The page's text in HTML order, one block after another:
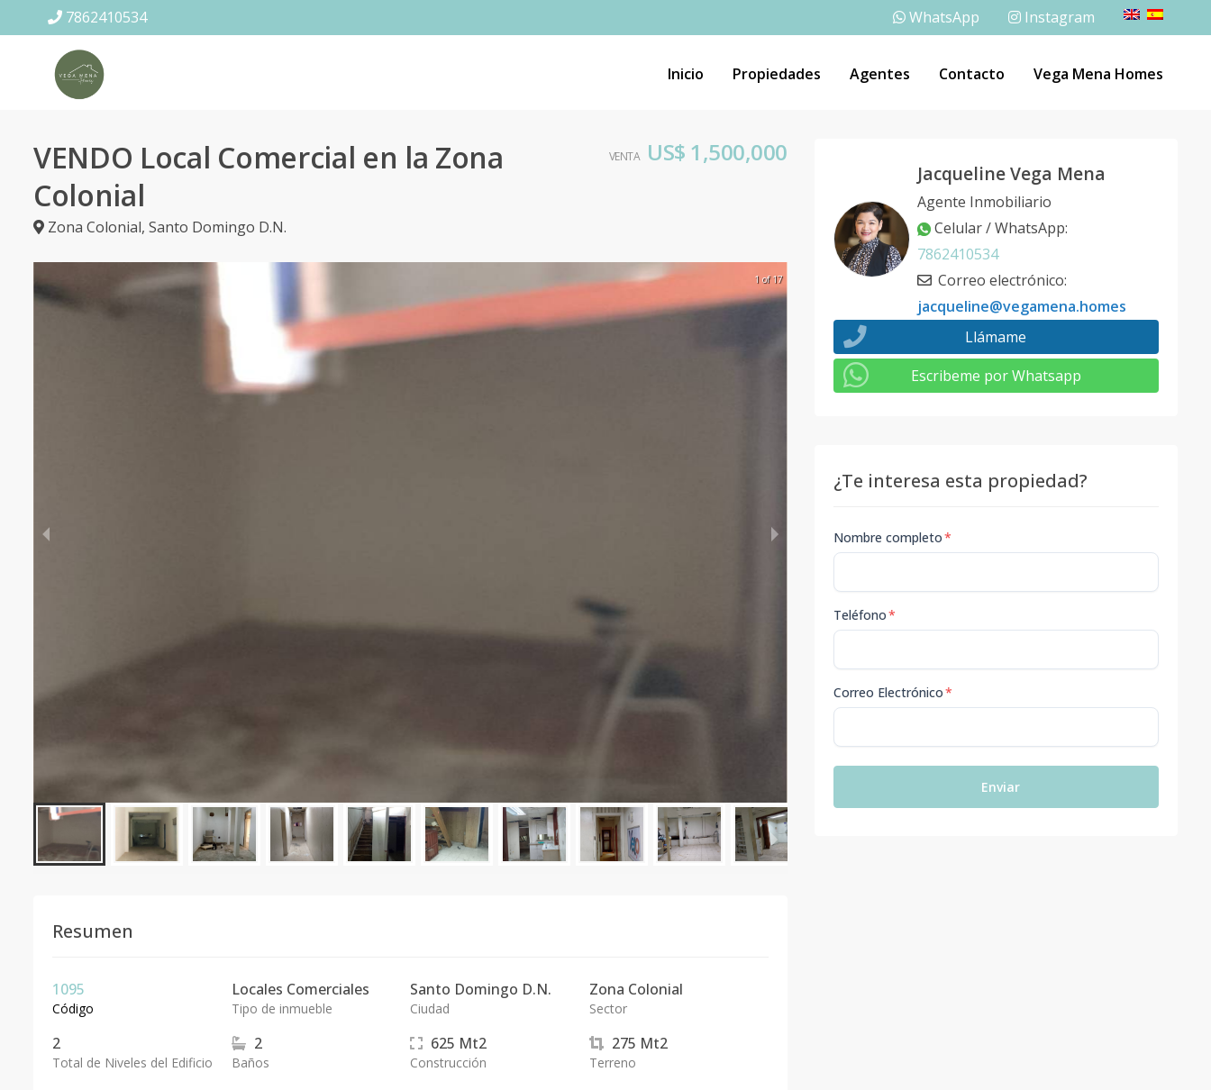
7862410534 WhatsApp Instagram
Inicio Propiedades Agentes Contacto Vega Mena Homes
VENDO Local Comercial en la Zona
Colonial
Zona Colonial, Santo Domingo D.N.
VENTA US$ 1,500,000
1 of 17
Resumen
1095
Código
Locales Comerciales
Tipo de inmueble
Santo Domingo D.N.
Ciudad
Zona Colonial
Sector
2
Total de Niveles del Edificio
2
Baños
625 Mt2
Construcción
275 Mt2
Terreno
Jacqueline Vega Mena
Agente Inmobiliario
Celular / WhatsApp:
7862410534
Correo electrónico:
jacqueline@vegamena.homes
Llámame
Escribeme por Whatsapp
¿Te interesa esta propiedad?
Nombre completo*
Teléfono*
Correo Electrónico*
Enviar